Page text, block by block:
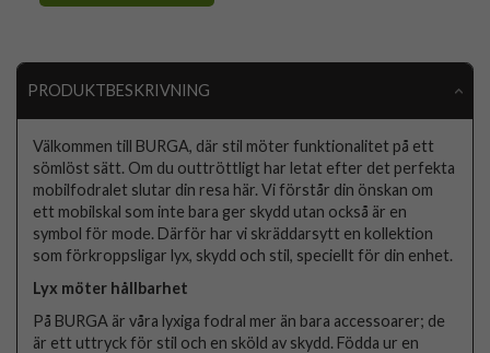
PRODUKTBESKRIVNING
Välkommen till BURGA, där stil möter funktionalitet på ett
sömlöst sätt. Om du outtröttligt har letat efter det perfekta
mobilfodralet slutar din resa här. Vi förstår din önskan om
ett mobilskal som inte bara ger skydd utan också är en
symbol för mode. Därför har vi skräddarsytt en kollektion
som förkroppsligar lyx, skydd och stil, speciellt för din enhet.
Lyx möter hållbarhet
På BURGA är våra lyxiga fodral mer än bara accessoarer; de
är ett uttryck för stil och en sköld av skydd. Födda ur en